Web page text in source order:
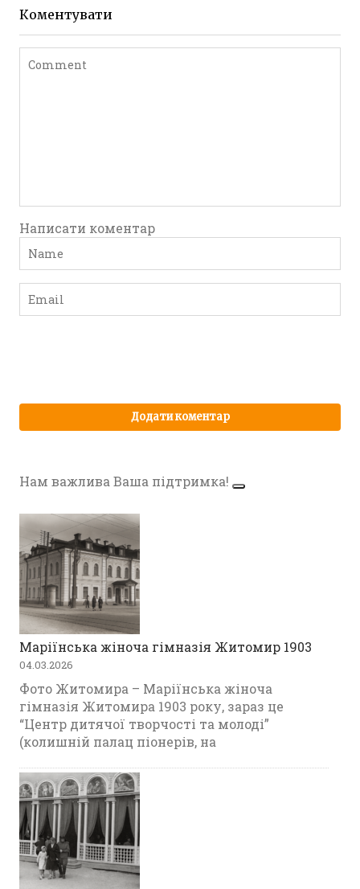
Коментувати
Написати коментар
Нам важлива Ваша підтримка!
Маріїнська жіноча гімназія Житомир 1903
04.03.2026
Фото Житомира – Маріїнська жіноча
гімназія Житомира 1903 року, зараз це
“Центр дитячої творчості та молоді”
(колишній палац піонерів, на